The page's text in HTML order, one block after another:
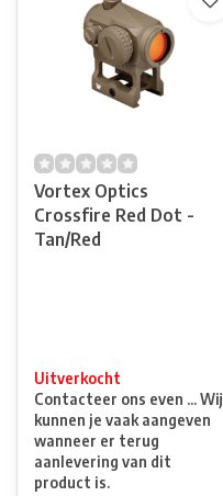
Vortex Optics
Crossfire Red Dot -
Tan/Red
Uitverkocht
Contacteer ons even ... Wij
kunnen je vaak aangeven
wanneer er terug
aanlevering van dit
product is.